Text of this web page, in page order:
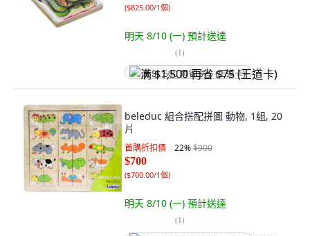
($825.00/1個)
明天 8/10 (一) 預計送達
(1)
满 $1,500 再省 $75 (王道卡)
beleduc 組合搭配拼圖 動物, 1組, 20
片
首購折扣價 22%$900
$700
($700.00/1個)
明天 8/10 (一) 預計送達
(1)